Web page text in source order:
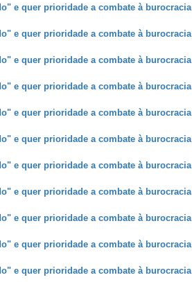
e quer prioridade a combate à burocracia
e quer prioridade a combate à burocracia
e quer prioridade a combate à burocracia
e quer prioridade a combate à burocracia
e quer prioridade a combate à burocracia
e quer prioridade a combate à burocracia
e quer prioridade a combate à burocracia
e quer prioridade a combate à burocracia
e quer prioridade a combate à burocracia
e quer prioridade a combate à burocracia
e quer prioridade a combate à burocracia